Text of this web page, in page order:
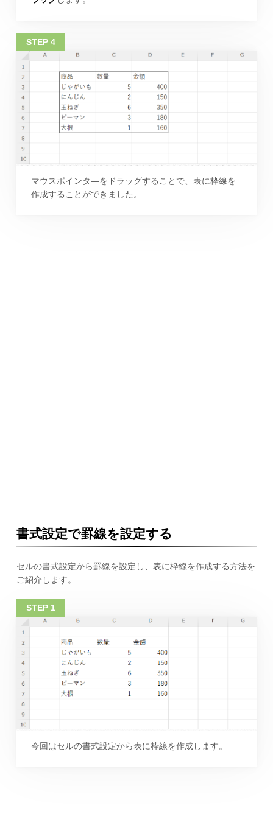
マウスポインタ―をドラッグすることで、表に枠線を
作成することができました。
書式設定で罫線を設定する
セルの書式設定から罫線を設定し、表に枠線を作成する方法を
ご紹介します。
今回はセルの書式設定から表に枠線を作成します。